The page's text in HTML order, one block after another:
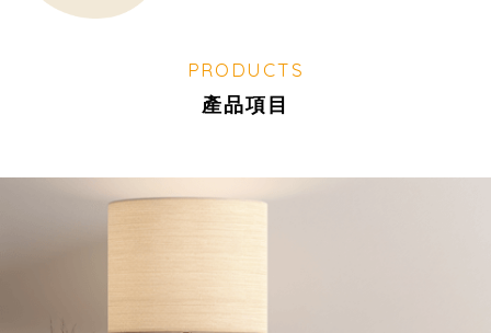
PRODUCTS
產品項目